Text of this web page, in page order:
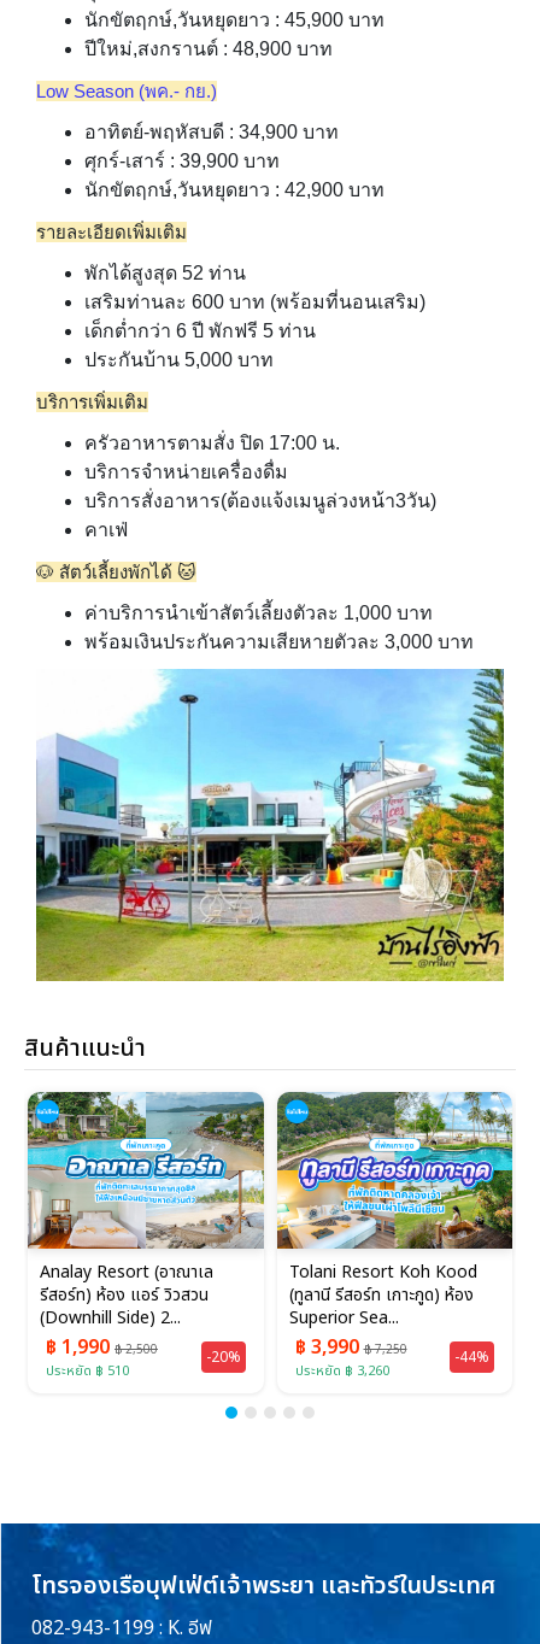
นักขัตฤกษ์,วันหยุดยาว : 45,900 บาท
ปีใหม่,สงกรานต์ : 48,900 บาท
Low Season (พค.- กย.)
อาทิตย์-พฤหัสบดี : 34,900 บาท
ศุกร์-เสาร์ : 39,900 บาท
นักขัตฤกษ์,วันหยุดยาว : 42,900 บาท
รายละเอียดเพิ่มเติม
พักได้สูงสุด 52 ท่าน
เสริมท่านละ 600 บาท (พร้อมที่นอนเสริม)
เด็กต่ำกว่า 6 ปี พักฟรี 5 ท่าน
ประกันบ้าน 5,000 บาท
บริการเพิ่มเติม
ครัวอาหารตามสั่ง ปิด 17:00 น.
บริการจำหน่ายเครื่องดื่ม
บริการสั่งอาหาร(ต้องแจ้งเมนูล่วงหน้า3วัน)
คาเฟ่
🐶 สัตว์เลี้ยงพักได้ 🐱
ค่าบริการนำเข้าสัตว์เลี้ยงตัวละ 1,000 บาท
พร้อมเงินประกันความเสียหายตัวละ 3,000 บาท
สินค้าแนะนำ
Analay Resort (อาณาเล
รีสอร์ท) ห้อง แอร์ วิวสวน
(Downhill Side) 2...
฿ 1,990 ฿ 2,500
ประหยัด ฿ 510
-20%
Tolani Resort Koh Kood
(ทูลานี รีสอร์ท เกาะกูด) ห้อง
Superior Sea...
฿ 3,990฿ 7,250
ประหยัด ฿ 3,260
-44%
โทรจองเรือบุฟเฟ่ต์เจ้าพระยา และทัวร์ในประเทศ
082-943-1199 : K. อีฟ